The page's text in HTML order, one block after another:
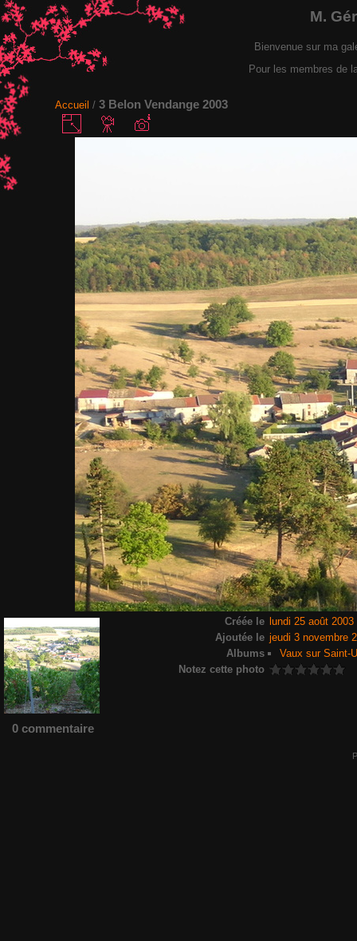
M.
Bienvenue sur ma
Pour les membres de
Accueil / 3 Belon Vendange 2003
Créée le lundi 25 août 2003
Ajoutée le jeudi 3 novembre
Albums
Vaux sur Saint-
Notez cette photo
0 commentaire